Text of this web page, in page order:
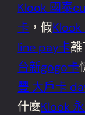
Klook 國泰
卡 ，假Klook
line pay卡
台新gogo卡
豐 大戶卡
什麼Klook